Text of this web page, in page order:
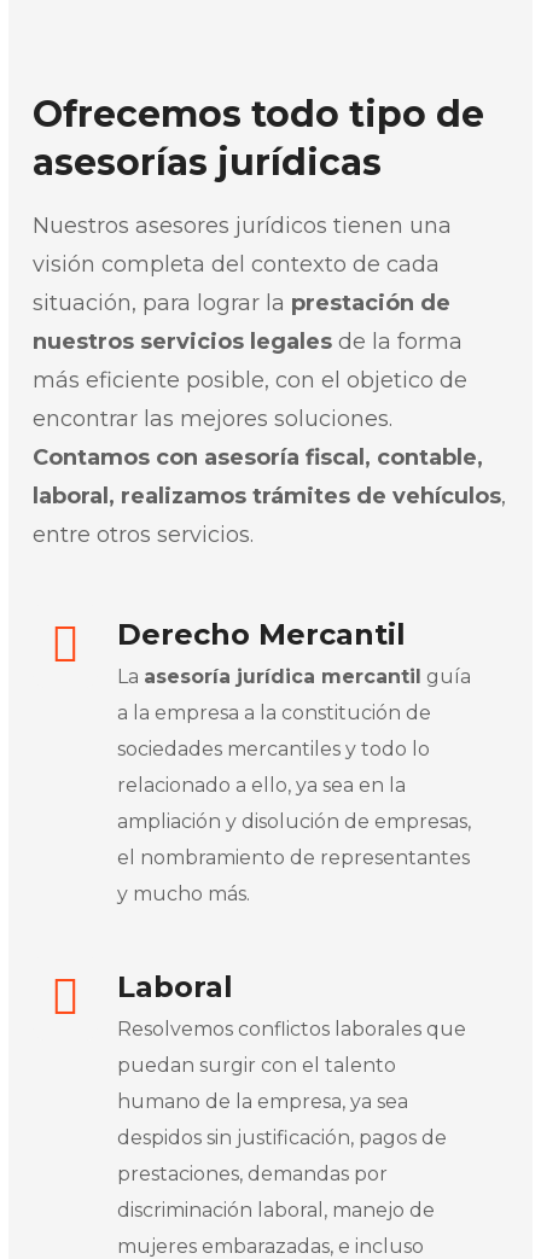
Ofrecemos todo tipo de
asesorías jurídicas
Nuestros asesores jurídicos tienen una
visión completa del contexto de cada
situación, para lograr la prestación de
nuestros servicios legales de la forma
más eficiente posible, con el objetico de
encontrar las mejores soluciones.
Contamos con asesoría fiscal, contable,
laboral, realizamos trámites de vehículos,
entre otros servicios.
Derecho Mercantil
La asesoría jurídica mercantil guía
a la empresa a la constitución de
sociedades mercantiles y todo lo
relacionado a ello, ya sea en la
ampliación y disolución de empresas,
el nombramiento de representantes
y mucho más.
Laboral
Resolvemos conflictos laborales que
puedan surgir con el talento
humano de la empresa, ya sea
despidos sin justificación, pagos de
prestaciones, demandas por
discriminación laboral, manejo de
mujeres embarazadas, e incluso